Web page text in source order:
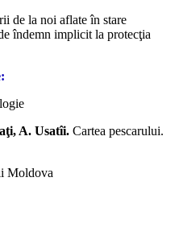
de la noi aflate în stare
îndemn implicit la protecţia
A. Usatîi. Cartea pescarului.
Moldova